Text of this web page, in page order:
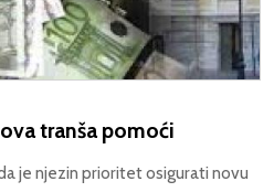
tranša pomoći
je njezin prioritet osigurati novu